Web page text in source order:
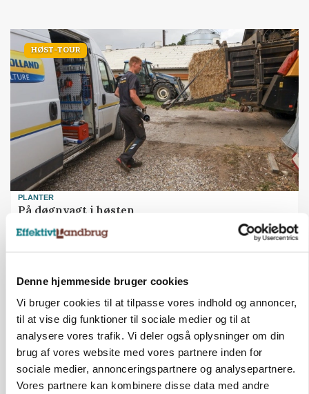
Denne hjemmeside bruger cookies
Vi bruger cookies til at tilpasse vores indhold og annoncer,
til at vise dig funktioner til sociale medier og til at
analysere vores trafik. Vi deler også oplysninger om din
brug af vores website med vores partnere inden for
sociale medier, annonceringspartnere og analysepartnere.
Vores partnere kan kombinere disse data med andre
HØST-TOUR
PLANTER
På døgnvagt i høsten